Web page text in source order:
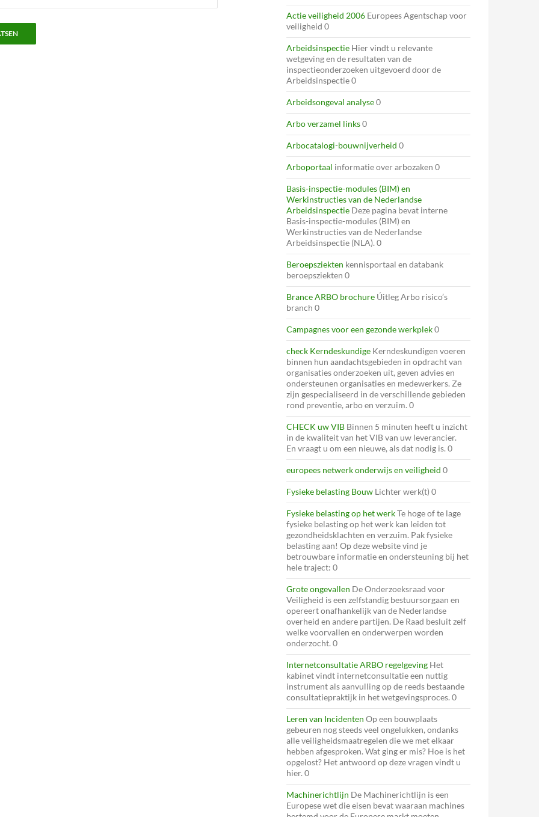
Actie veiligheid 2006 Europees Agentschap voor
veiligheid 0
Arbeidsinspectie Hier vindt u relevante
wetgeving en de resultaten van de
inspectieonderzoeken uitgevoerd door de
Arbeidsinspectie 0
Arbeidsongeval analyse0
Arbo verzamel links0
Arbocatalogi-bouwnijverheid 0
Arboportaal informatie over arbozaken 0
Basis-inspectie-modules (BIM) en
Werkinstructies van de Nederlandse
Arbeidsinspectie Deze pagina bevat interne
Basis-inspectie-modules (BIM) en
Werkinstructies van de Nederlandse
Arbeidsinspectie (NLA). 0
Beroepsziekten kennisportaal en databank
beroepsziekten 0
Brance ARBO brochure Úitleg Arbo risico’s
branch 0
Campagnes voor een gezonde werkplek0
check Kerndeskundige Kerndeskundigen voeren
binnen hun aandachtsgebieden in opdracht van
organisaties onderzoeken uit, geven advies en
ondersteunen organisaties en medewerkers. Ze
zijn gespecialiseerd in de verschillende gebieden
rond preventie, arbo en verzuim. 0
CHECK uw VIB Binnen 5 minuten heeft u inzicht
in de kwaliteit van het VIB van uw leverancier.
En vraagt u om een nieuwe, als dat nodig is. 0
europees netwerk onderwijs en veiligheid 0
Fysieke belasting Bouw Lichter werk(t) 0
Fysieke belasting op het werkTe hoge of te lage
fysieke belasting op het werk kan leiden tot
gezondheidsklachten en verzuim. Pak fysieke
belasting aan! Op deze website vind je
betrouwbare informatie en ondersteuning bij het
hele traject: 0
Grote ongevallen De Onderzoeksraad voor
Veiligheid is een zelfstandig bestuursorgaan en
opereert onafhankelijk van de Nederlandse
overheid en andere partijen. De Raad besluit zelf
welke voorvallen en onderwerpen worden
onderzocht. 0
Internetconsultatie ARBO regelgeving Het
kabinet vindt internetconsultatie een nuttig
instrument als aanvulling op de reeds bestaande
consultatiepraktijk in het wetgevingsproces. 0
Leren van Incidenten Op een bouwplaats
gebeuren nog steeds veel ongelukken, ondanks
alle veiligheidsmaatregelen die we met elkaar
hebben afgesproken. Wat ging er mis? Hoe is het
opgelost? Het antwoord op deze vragen vindt u
hier. 0
Machinerichtlijn De Machinerichtlijn is een
Europese wet die eisen bevat waaraan machines